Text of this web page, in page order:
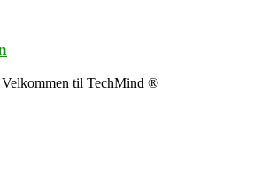
til TechMind ®